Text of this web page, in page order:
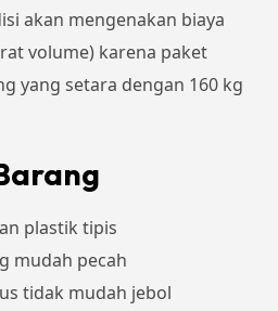
akan mengenakan biaya
volume) karena paket
yang setara dengan 160 kg
plastik tipis
mudah pecah
tidak mudah jebol